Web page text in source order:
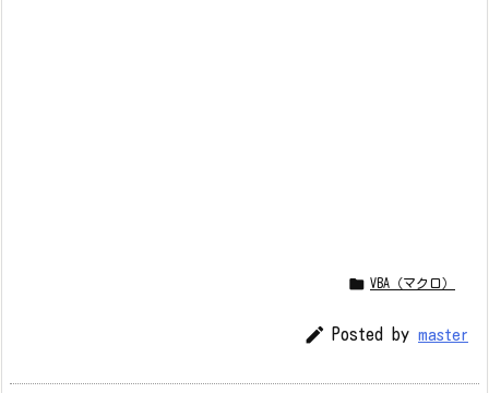
 VBA（マクロ）
 Posted by master